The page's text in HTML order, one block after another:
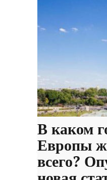
В каком
Европы
всего?